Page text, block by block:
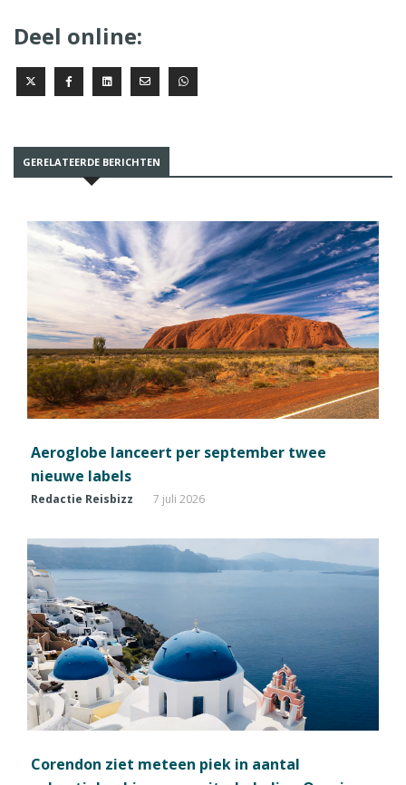
Deel online:
GERELATEERDE BERICHTEN
Aeroglobe lanceert per september twee
nieuwe labels
Redactie Reisbizz 7 juli 2026
Corendon ziet meteen piek in aantal